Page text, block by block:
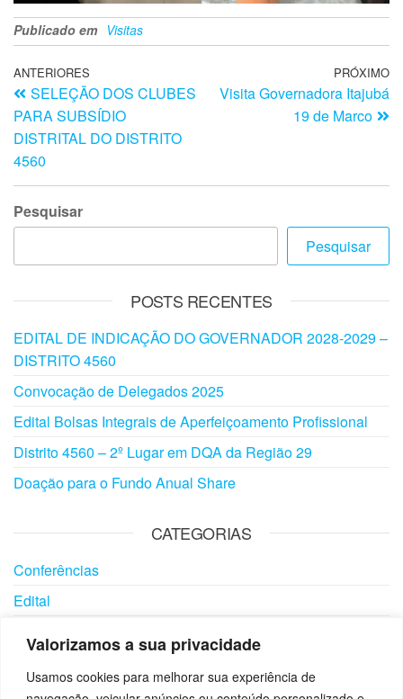
Valorizamos a sua privacidade
Usamos cookies para melhorar sua experiência de
Publicado em Visitas
ANTERIORES
SELEÇÃO DOS CLUBES
PARA SUBSÍDIO
DISTRITAL DO DISTRITO
4560
PRÓXIMO
Visita Governadora Itajubá
19 de Marco
Pesquisar
Pesquisar
POSTS RECENTES
EDITAL DE INDICAÇÃO DO GOVERNADOR 2028-2029 –
DISTRITO 4560
Convocação de Delegados 2025
Edital Bolsas Integrais de Aperfeiçoamento Profissional
Distrito 4560 – 2º Lugar em DQA da Região 29
Doação para o Fundo Anual Share
CATEGORIAS
Conferências
Edital
Visitas